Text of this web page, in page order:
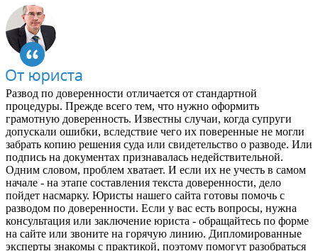
Развод по доверенности отличается от стандартной
процедуры. Прежде всего тем, что нужно оформить
грамотную доверенность. Известны случаи, когда супруги
допускали ошибки, вследствие чего их поверенные не могли
забрать копию решения суда или свидетельство о разводе. Или
подпись на документах признавалась недействительной.
Одним словом, проблем хватает. И если их не учесть в самом
начале - на этапе составления текста доверенности, дело
пойдет насмарку. Юристы нашего сайта готовы помочь с
разводом по доверенности. Если у вас есть вопросы, нужна
консультация или заключение юриста - обращайтесь по форме
на сайте или звоните на горячую линию. Дипломированные
эксперты знакомы с практикой, поэтому помогут разобраться